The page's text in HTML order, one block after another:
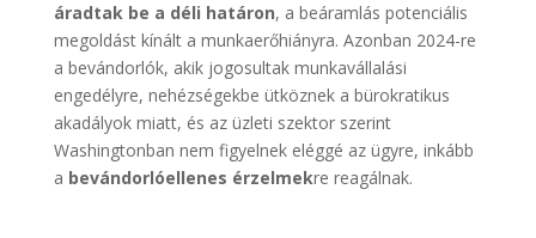
áradtak be a déli határon, a beáramlás potenciális
megoldást kínált a munkaerőhiányra. Azonban 2024-re
a bevándorlók, akik jogosultak munkavállalási
engedélyre, nehézségekbe ütköznek a bürokratikus
akadályok miatt, és az üzleti szektor szerint
Washingtonban nem figyelnek eléggé az ügyre, inkább
a bevándorlóellenes érzelmekre reagálnak.